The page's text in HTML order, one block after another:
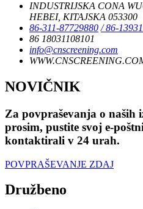
INDUSTRIJSKA CONA
HEBEI, KITAJSKA 053300
86-311-87729880 / 86-
86 18031108101
info@cnscreening.com
NOVIČNIK
Za povpraševanja o naših
prosim, pustite svoj e-
kontaktirali v 24 urah.
POVPRAŠEVANJE ZDAJ
Družbeno